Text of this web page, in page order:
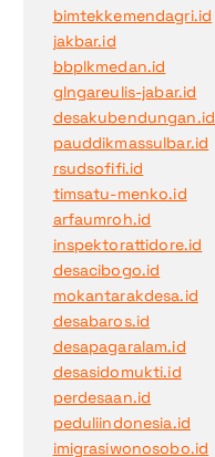
bimtekkemendagri.id
jakbar.id
bbplkmedan.id
glngareulis-jabar.id
desakubendungan.id
pauddikmassulbar.id
rsudsofifi.id
timsatu-menko.id
arfaumroh.id
inspektorattidore.id
desacibogo.id
mokantarakdesa.id
desabaros.id
desapagaralam.id
desasidomukti.id
perdesaan.id
peduliindonesia.id
imigrasiwonosobo.id